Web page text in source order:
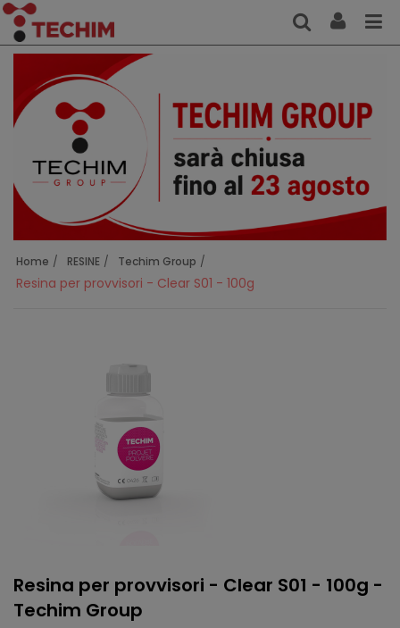
Home RESINE Techim Group
Resina per provvisori - Clear S01 - 100g
Resina per provvisori - Clear S01 - 100g -
Techim Group